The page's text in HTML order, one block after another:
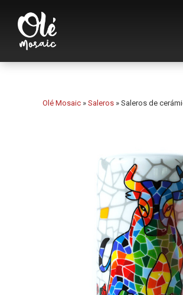
Olé Mosaic » Saleros » Saleros de